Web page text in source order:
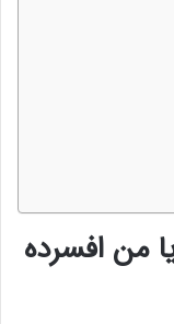
من افسرده